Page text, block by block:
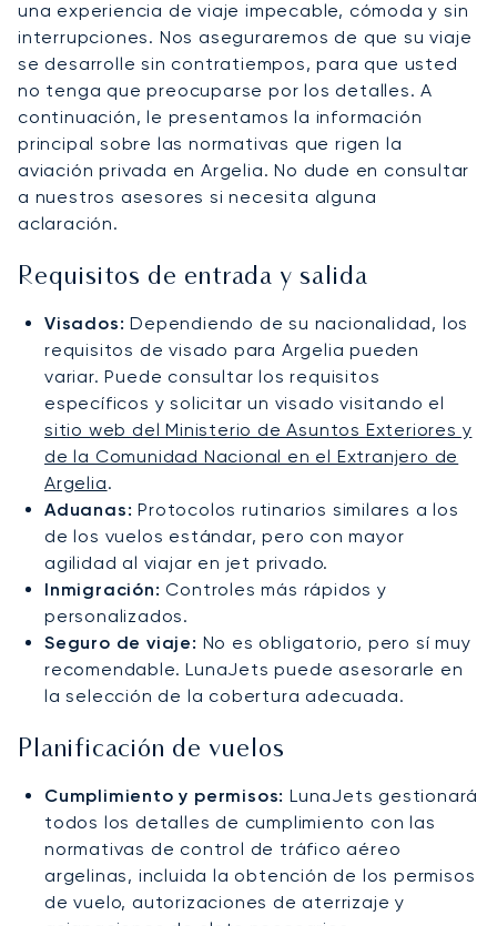
una experiencia de viaje impecable, cómoda y sin
interrupciones. Nos aseguraremos de que su viaje
se desarrolle sin contratiempos, para que usted
no tenga que preocuparse por los detalles. A
continuación, le presentamos la información
principal sobre las normativas que rigen la
aviación privada en Argelia. No dude en consultar
a nuestros asesores si necesita alguna
aclaración.
Requisitos de entrada y salida
Visados: Dependiendo de su nacionalidad, los
requisitos de visado para Argelia pueden
variar. Puede consultar los requisitos
específicos y solicitar un visado visitando el
sitio web del Ministerio de Asuntos Exteriores y
de la Comunidad Nacional en el Extranjero de
Argelia.
Aduanas: Protocolos rutinarios similares a los
de los vuelos estándar, pero con mayor
agilidad al viajar en jet privado.
Inmigración: Controles más rápidos y
personalizados.
Seguro de viaje: No es obligatorio, pero sí muy
recomendable. LunaJets puede asesorarle en
la selección de la cobertura adecuada.
Planificación de vuelos
Cumplimiento y permisos: LunaJets gestionará
todos los detalles de cumplimiento con las
normativas de control de tráfico aéreo
argelinas, incluida la obtención de los permisos
de vuelo, autorizaciones de aterrizaje y